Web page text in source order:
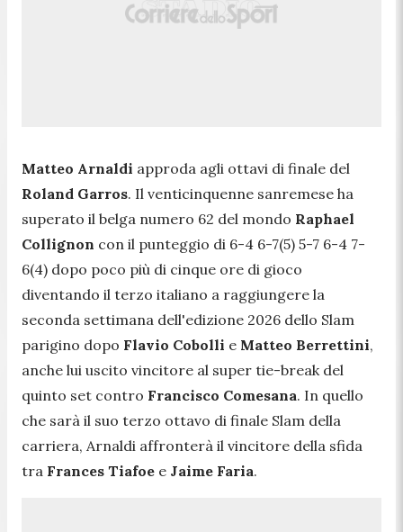
Matteo Arnaldi approda agli ottavi di finale del
Roland Garros. Il venticinquenne sanremese ha
superato il belga numero 62 del mondo Raphael
Collignon con il punteggio di 6-4 6-7(5) 5-7 6-4 7-
6(4) dopo poco più di cinque ore di gioco
diventando il terzo italiano a raggiungere la
seconda settimana dell'edizione 2026 dello Slam
parigino dopo Flavio Cobolli e Matteo Berrettini,
anche lui uscito vincitore al super tie-break del
quinto set contro Francisco Comesana. In quello
che sarà il suo terzo ottavo di finale Slam della
carriera, Arnaldi affronterà il vincitore della sfida
tra Frances Tiafoe e Jaime Faria.